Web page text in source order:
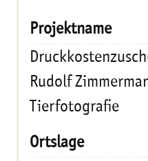
Rudolf
Tierfotografie